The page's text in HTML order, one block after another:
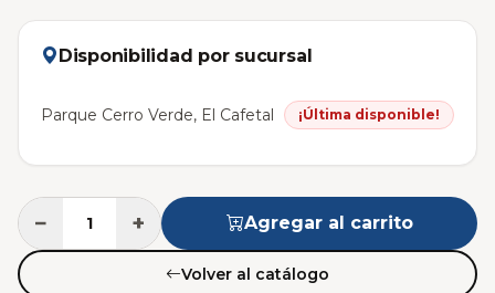
Disponibilidad por sucursal
Parque Cerro Verde, El Cafetal ¡Última disponible!
− + Agregar al carrito
Volver al catálogo